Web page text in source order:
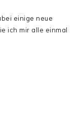
einige neue
ich mir alle einmal